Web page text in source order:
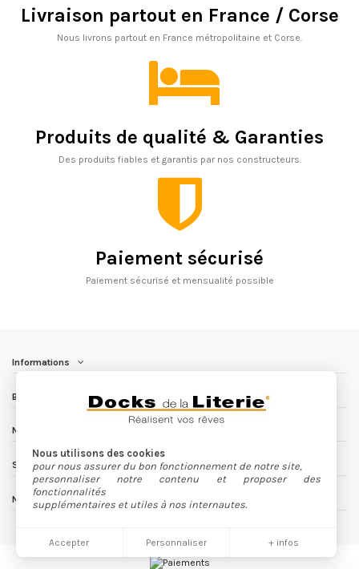
Livraison partout en France / Corse
Nous livrons partout en France métropolitaine et Corse.
Produits de qualité & Garanties
Des produits fiables et garantis par nos constructeurs.
Paiement sécurisé
Paiement sécurisé et mensualité possible
Informations
Besoin d'aide ?
Nous contacter
Nous utilisons des cookies
pour nous assurer du bon fonctionnement de notre site,
personnaliser notre contenu et proposer des
fonctionnalités
supplémentaires et utiles à nos internautes.
Accepter Personnaliser + infos
Suivez nous
Newsletter